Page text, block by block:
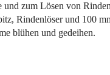
und zum Lösen von
Rindenlöser und 100
blühen und gedeihen.